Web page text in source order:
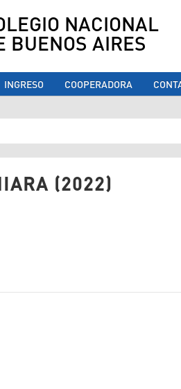
NACIONAL
BUENOS AIRES
INGRESO COOPERADORA
usted aquí
(2022)